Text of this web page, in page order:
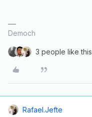
Democh
3 people like this
Rafael.jefte